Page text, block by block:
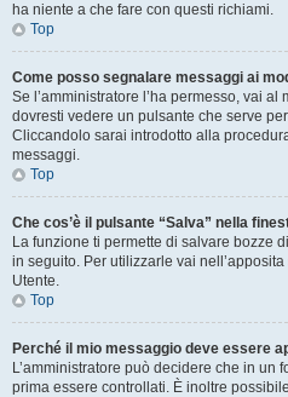
ha niente a che fare con questi richiami.
Top
Come posso segnalare messaggi ai
Se l’amministratore l’ha permesso, vai
dovresti vedere un pulsante che serve
Cliccandolo sarai introdotto alla
messaggi.
Top
Che cos’è il pulsante “Salva” nella
La funzione ti permette di salvare bozze
in seguito. Per utilizzarle vai
Utente.
Top
Perché il mio messaggio deve essere
L’amministratore può decidere che in un
prima essere controllati. È inoltre